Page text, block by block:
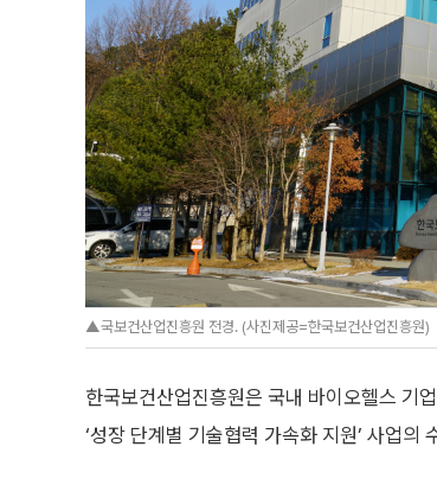
▲국보건산업진흥원 전경. (사진제공=한국보건산업진흥원)
한국보건산업진흥원은 국내 바이오헬스 기
‘성장 단계별 기술협력 가속화 지원’ 사업